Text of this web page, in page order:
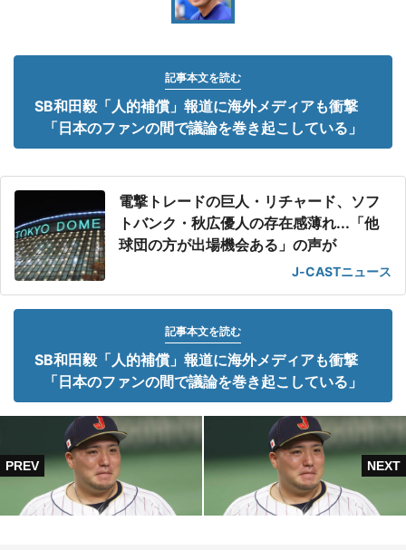
記事本文を読む
SB和田毅「人的補償」報道に海外メディアも衝撃
「日本のファンの間で議論を巻き起こしている」
電撃トレードの巨人・リチャード、ソフ
トバンク・秋広優人の存在感薄れ...「他
球団の方が出場機会ある」の声が
J-CASTニュース
記事本文を読む
SB和田毅「人的補償」報道に海外メディアも衝撃
「日本のファンの間で議論を巻き起こしている」